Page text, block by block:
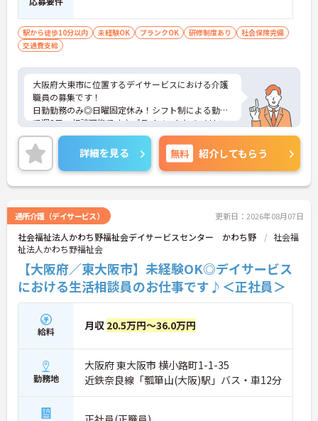
駅から徒歩10分以内 未経験OK ブランクOK 研修制度あり
社会保険完備
交通費支給
大阪府大東市に位置するデイサービスにおける介護
職員の募集です！
日勤勤務のみ◎日曜固定休み！シフト制による勤務
で週2日～相談可能です♪プライベートとのメリハ
リのある働き方が可能です！また、社内研修や勉強
会が充実しており、業務に不安がある方でも安心し
てご勤務いただけます♪地域福祉に貢献しながら、
自分らしい働き方を大切にしたい方にもおすすめの
職場です★
―――――――――――――――
■ 未経験から安心スタート！
介護業界が初めての方も着実に成長できる環境で
す。
・利用者様との関わり方から丁寧に学べる
・先輩スタッフへ相談しやすい雰囲気
・社内研修や勉強会を実施
→ 一歩ずつ経験を積みながらスキルアップを目指せ
ます。
―――――――――――――――
利用者様一人ひとりと深く関われる環境です。
詳細を見る 無料 紹介してもらう
通所介護（デイサービス） 更新日：2026年08月07日
社会福祉法人かわち野福祉会デイサービスセンター かわち野
社会福
祉法人かわち野福祉会
【大阪府／東大阪市】未経験OK◎デイサービス
における生活相談員のお仕事です♪＜正社員＞
給料 月収 20.5万円～36.0万円
勤務地
大阪府 東大阪市 横小路町1-1-35
近鉄奈良線「瓢箪山(大阪)駅」バス・車12分